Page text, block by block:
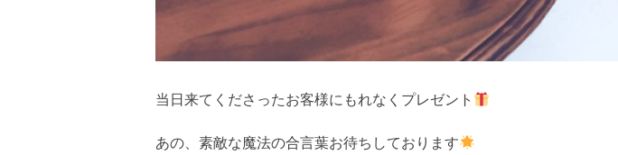
当日来てくださったお客様にもれなくプレゼント
あの、素敵な魔法の合言葉お待ちしております